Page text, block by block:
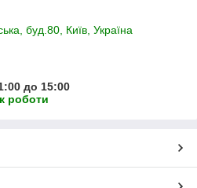
буд.80, Київ, Україна
до 15:00
роботи